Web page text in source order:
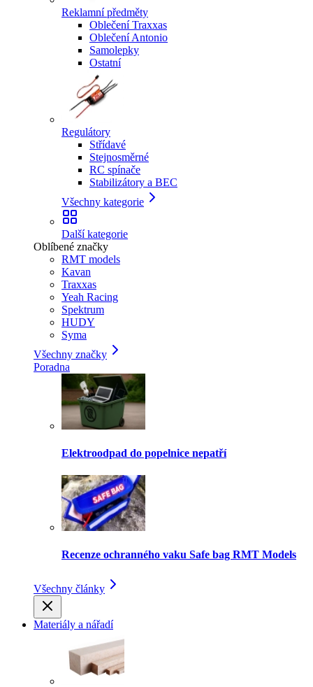
Reklamní předměty
Oblečení Traxxas
Oblečení Antonio
Samolepky
Ostatní
Regulátory
Střídavé
Stejnosměrné
RC spínače
Stabilizátory a BEC
Všechny kategorie
Další kategorie
Oblíbené značky
RMT models
Kavan
Traxxas
Yeah Racing
Spektrum
HUDY
Syma
Všechny značky
Poradna
Elektroodpad do popelnice nepatří
Recenze ochranného vaku Safe bag RMT Models
Všechny články
Materiály a nářadí